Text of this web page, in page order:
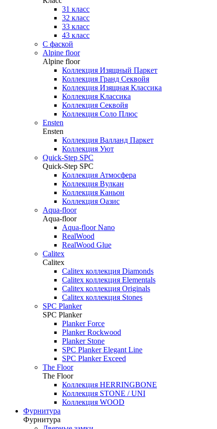
31 класс
32 класс
33 класс
43 класс
С фаской
Alpine floor
Alpine floor
Коллекция Изящный Паркет
Коллекция Гранд Секвойя
Коллекция Изящная Классика
Коллекция Классика
Коллекция Секвойя
Коллекция Соло Плюс
Ensten
Ensten
Коллекция Валланд Паркет
Коллекция Уют
Quick-Step SPC
Quick-Step SPC
Коллекция Атмосфера
Коллекция Вулкан
Коллекция Каньон
Коллекция Оазис
Aqua-floor
Aqua-floor
Aqua-floor Nano
RealWood
RealWood Glue
Calitex
Calitex
Calitex коллекция Diamonds
Calitex коллекция Elementals
Calitex коллекция Originals
Calitex коллекция Stones
SPC Planker
SPC Planker
Planker Force
Planker Rockwood
Planker Stone
SPC Planker Elegant Line
SPC Planker Exceed
The Floor
The Floor
Коллекция HERRINGBONE
Коллекция STONE / UNI
Коллекция WOOD
Фурнитура
Фурнитура